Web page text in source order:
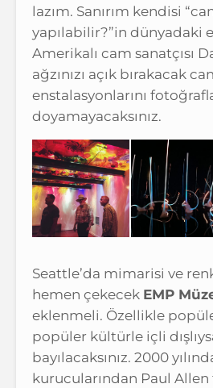
lazım. Sanırım kendisi
yapılabilir?”in dünyadaki
Amerikalı cam sanatçısı
ağzınızı açık bırakacak
enstalasyonlarını
doyamayacaksınız.
Seattle’da mimarisi ve
hemen çekecek EMP
eklenmeli. Özellikle
popüler kültürle içli
bayılacaksınız. 2000
kurucularından Paul Allen